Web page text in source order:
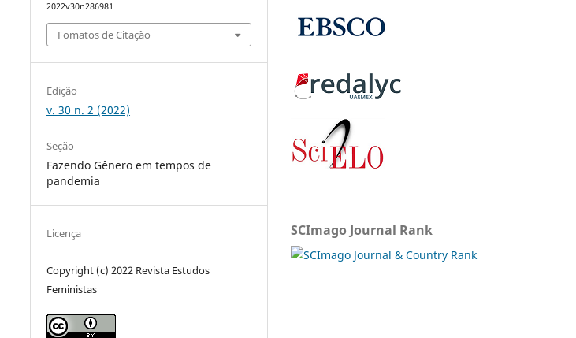
2022v30n286981
Fomatos de Citação
Edição
v. 30 n. 2 (2022)
Seção
Fazendo Gênero em tempos de
pandemia
Licença
Copyright (c) 2022 Revista Estudos
Feministas
SCImago Journal Rank